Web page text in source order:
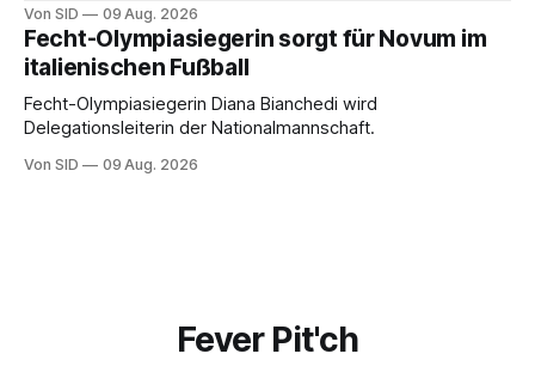
Von SID 09 Aug. 2026
Fecht-Olympiasiegerin sorgt für Novum im
italienischen Fußball
Fecht-Olympiasiegerin Diana Bianchedi wird
Delegationsleiterin der Nationalmannschaft.
Von SID 09 Aug. 2026
Fever Pit'ch